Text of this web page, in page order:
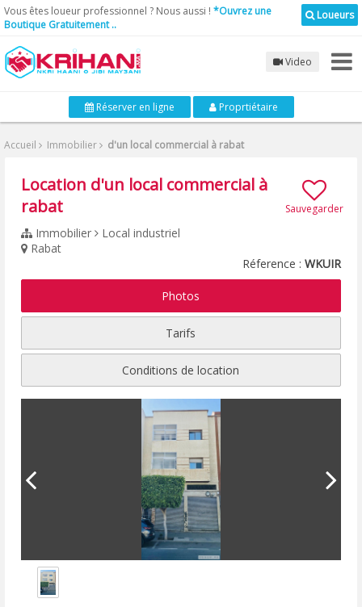
Loueurs
Vous êtes loueur professionnel ? Nous aussi ! *Ouvrez une
Boutique Gratuitement ..
Video
Réserver en ligne Proprtiétaire
Accueil Immobilier d'un local commercial à rabat
Sauvegarder
Location d'un local commercial à
rabat
Immobilier Local industriel
Rabat
Réference : WKUIR
Photos
Tarifs
Conditions de location